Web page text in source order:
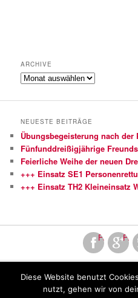
ARCHIVE
Archive
NEUESTE BEITRÄGE
Übungsbegeisterung nach der
Fünfunddreißigjährige
Feierliche Weihe der neuen
+++ Einsatz SE1
+++ Einsatz TH2 Kleineinsatz
Facebook
Copyright by
Diese Website benutzt
nutzt, gehen wir von